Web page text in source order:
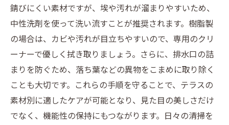
錆びにくい素材ですが、埃や汚れが溜まりやすいため、
中性洗剤を使って洗い流すことが推奨されます。樹脂製
の場合は、カビや汚れが目立ちやすいので、専用のクリ
ーナーで優しく拭き取りましょう。さらに、排水口の詰
まりを防ぐため、落ち葉などの異物をこまめに取り除く
ことも大切です。これらの手順を守ることで、テラスの
素材別に適したケアが可能となり、見た目の美しさだけ
でなく、機能性の保持にもつながります。日々の清掃を